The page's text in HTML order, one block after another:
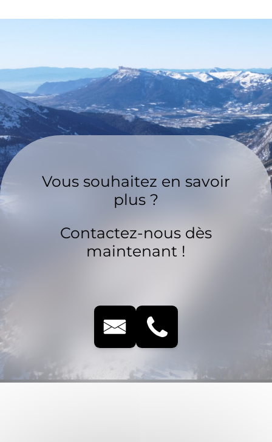
Vous souhaitez en savoir
plus ?
Contactez-nous dès
maintenant !